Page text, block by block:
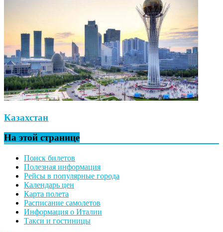
Казахстан
На этой странице
Поиск билетов
Полезная информация
Рейсы в популярные города
Календарь цен
Карта полета
Расписание самолетов
Информация о Италии
Такси и гостиницы